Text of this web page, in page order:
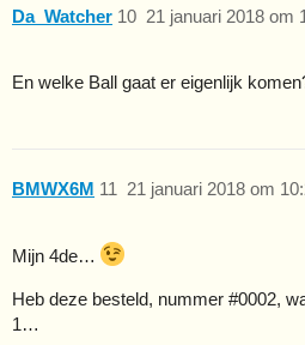
Da_Watcher 21 januari 2018 om
10
En welke Ball gaat er eigenlijk
BMWX6M 21 januari 2018 om
11
Mijn 4de…
Heb deze besteld, nummer #0002,
1…